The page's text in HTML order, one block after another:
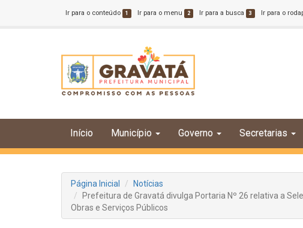
Ir para o conteúdo 1 Ir para o menu 2 Ir para a busca 3 Ir para o
Início Município Governo Secretarias
Página Inicial
Notícias
Prefeitura de Gravatá divulga Portaria Nº 26 relativa a
Obras e Serviços Públicos